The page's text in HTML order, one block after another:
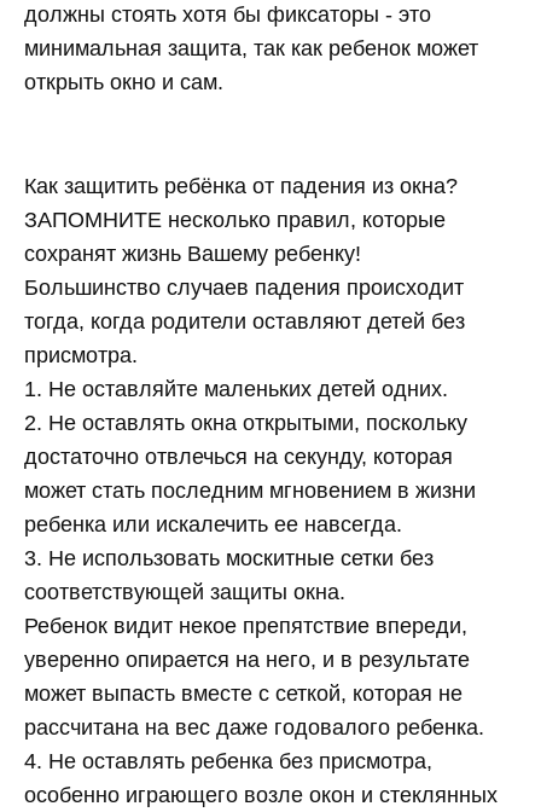
должны стоять хотя бы фиксаторы - это
минимальная защита, так как ребенок может
открыть окно и сам.
Как защитить ребёнка от падения из окна?
ЗАПОМНИТЕ несколько правил, которые
сохранят жизнь Вашему ребенку!
Большинство случаев падения происходит
тогда, когда родители оставляют детей без
присмотра.
1. Не оставляйте маленьких детей одних.
2. Не оставлять окна открытыми, поскольку
достаточно отвлечься на секунду, которая
может стать последним мгновением в жизни
ребенка или искалечить ее навсегда.
3. Не использовать москитные сетки без
соответствующей защиты окна.
Ребенок видит некое препятствие впереди,
уверенно опирается на него, и в результате
может выпасть вместе с сеткой, которая не
рассчитана на вес даже годовалого ребенка.
4. Не оставлять ребенка без присмотра,
особенно играющего возле окон и стеклянных